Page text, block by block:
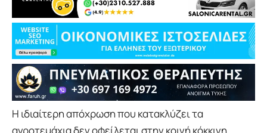
Η ιδιαίτερη απόχρωση που κατακλύζει τα